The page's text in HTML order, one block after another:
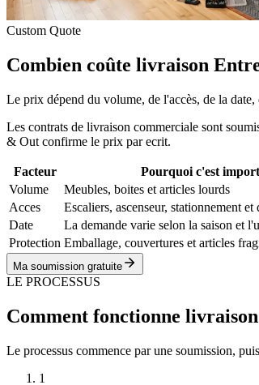
Custom Quote
Combien coûte livraison
Le prix dépend du volume, de l'accès, de la
Les contrats de livraison commerciale sont
& Out confirme le prix par ecrit.
Facteur Pourquoi c'est
Volume
Meubles, boites et articles lourds
Acces
Escaliers, ascenseur, stationnement et
Date
La demande varie selon la saison et
Protection Emballage, couvertures et articles
Ma soumission gratuite
LE PROCESSUS
Comment fonctionne
Le processus commence par une soumission,
1